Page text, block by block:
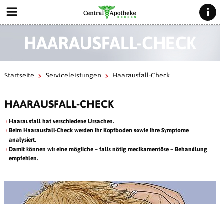
HAARAUSFALL-CHECK
Startseite Serviceleistungen Haarausfall-Check
HAARAUSFALL-CHECK
Haarausfall hat verschiedene Ursachen.
Beim Haarausfall-Check werden Ihr Kopfboden sowie Ihre Symptome
analysiert.
Damit können wir eine mögliche – falls nötig medikamentöse – Behandlung
empfehlen.